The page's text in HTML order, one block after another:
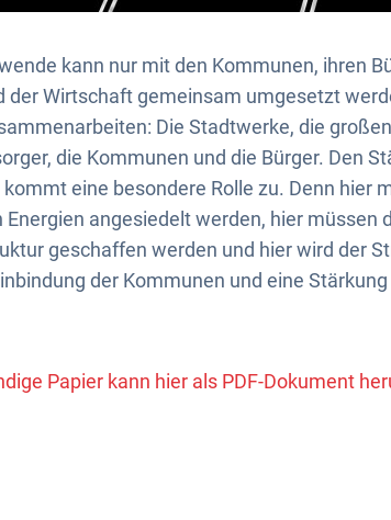
kann nur mit den Kommunen, ihren
der Wirtschaft gemeinsam umgesetzt
Die Stadtwerke, die großen
die Kommunen und die Bürger. Den
eine besondere Rolle zu. Denn hier
Energien angesiedelt werden, hier müssen
geschaffen werden und hier wird der
der Kommunen und eine
Papier kann hier als PDF-Dokument